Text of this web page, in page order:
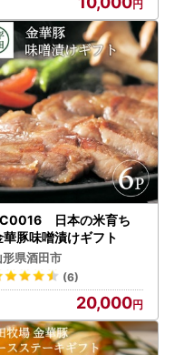
日本の米育ち
華豚味噌漬けギフト
形県酒田市
(6)
20,000